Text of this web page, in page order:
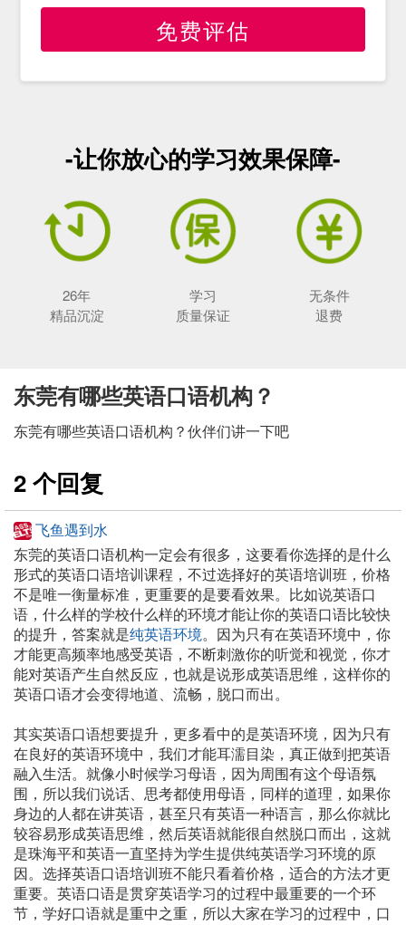
免费评估
-让你放心的学习效果保障-
26年
精品沉淀
学习
质量保证
无条件
退费
东莞有哪些英语口语机构？
东莞有哪些英语口语机构？伙伴们讲一下吧
2 个回复
飞鱼遇到水
东莞的英语口语机构一定会有很多，这要看你选择的是什么
形式的英语口语培训课程，不过选择好的英语培训班，价格
不是唯一衡量标准，更重要的是要看效果。比如说英语口
语，什么样的学校什么样的环境才能让你的英语口语比较快
的提升，答案就是纯英语环境。因为只有在英语环境中，你
才能更高频率地感受英语，不断刺激你的听觉和视觉，你才
能对英语产生自然反应，也就是说形成英语思维，这样你的
英语口语才会变得地道、流畅，脱口而出。
其实英语口语想要提升，更多看中的是英语环境，因为只有
在良好的英语环境中，我们才能耳濡目染，真正做到把英语
融入生活。就像小时候学习母语，因为周围有这个母语氛
围，所以我们说话、思考都使用母语，同样的道理，如果你
身边的人都在讲英语，甚至只有英语一种语言，那么你就比
较容易形成英语思维，然后英语就能很自然脱口而出，这就
是珠海平和英语一直坚持为学生提供纯英语学习环境的原
因。选择英语口语培训班不能只看着价格，适合的方法才更
重要。英语口语是贯穿英语学习的过程中最重要的一个环
节，学好口语就是重中之重，所以大家在学习的过程中，口